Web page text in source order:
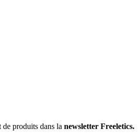
de produits dans la newsletter Freeletics.